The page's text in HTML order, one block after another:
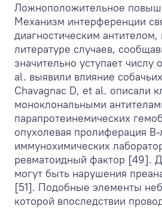
Ложноположительное
Механизм интерференции
диагностическим
литературе случаев,
значительно уступает
al. выявили влияние
Chavagnac D, et al. описали
моноклональными
парапротеинемических
опухолевая пролиферация
иммунохимических
ревматоидный фактор [49].
могут быть нарушения
[51]. Подобные элементы
которой впоследствии